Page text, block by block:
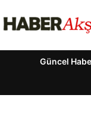
Güncel